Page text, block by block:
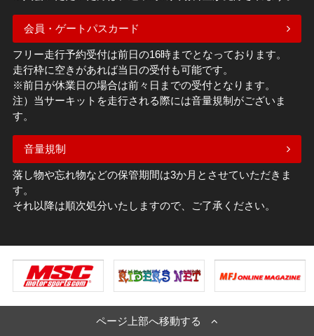
会員・ゲートパスカード
フリー走行予約受付は前日の16時までとなっております。
走行枠に空きがあれば当日の受付も可能です。
※前日が休業日の場合は前々日までの受付となります。
注）当サーキットを走行される際には音量規制がございま
す。
音量規制
落し物や忘れ物などの保管期間は3か月とさせていただきま
す。
それ以降は順次処分いたしますので、ご了承ください。
ページ上部へ移動する